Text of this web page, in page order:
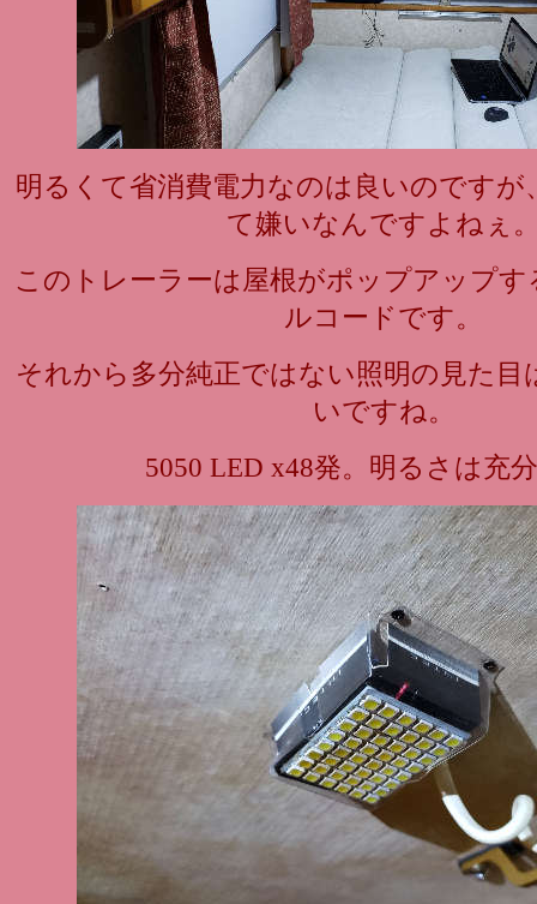
明るくて省消費電力なのは良いのですが
て嫌いなんですよねぇ
このトレーラーは屋根がポップアップ
ルコードです。
それから多分純正ではない照明の見た目
いですね。
5050 LED x48発。明るさは充